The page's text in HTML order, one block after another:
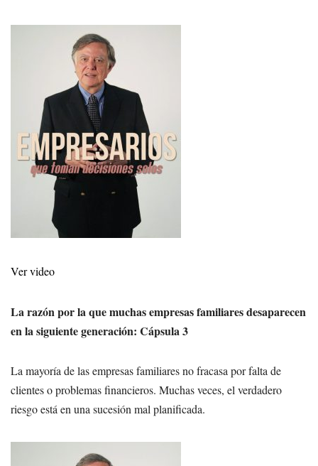
Ver video
La razón por la que muchas empresas familiares desaparecen
en la siguiente generación: Cápsula 3
La mayoría de las empresas familiares no fracasa por falta de
clientes o problemas financieros. Muchas veces, el verdadero
riesgo está en una sucesión mal planificada.